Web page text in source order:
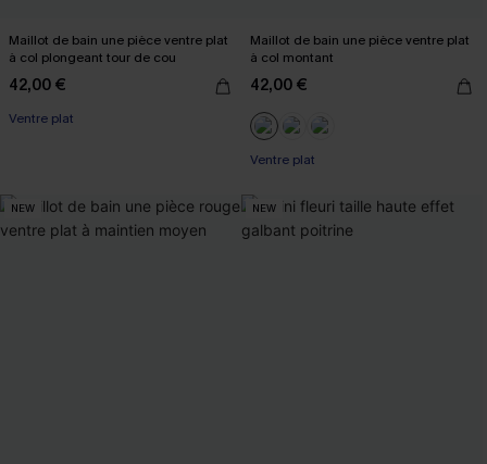
Maillot de bain une pièce ventre plat
à col plongeant tour de cou
42,00 €
Ventre plat
Maillot de bain une pièce ventre plat
à col montant
42,00 €
Ventre plat
NEW NEW